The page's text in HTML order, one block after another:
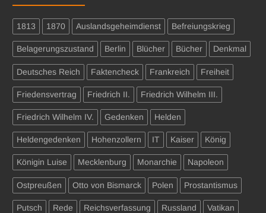
1813 1870 Auslandsgeheimdienst Befreiungskrieg
Belagerungszustand Berlin Blücher Bücher Denkmal
Deutsches Reich Faktencheck Frankreich Freiheit
Friedensvertrag Friedrich II. Friedrich Wilhelm III.
Friedrich Wilhelm IV. Gedenken Helden
Heldengedenken Hohenzollern IT Kaiser König
Königin Luise Mecklenburg Monarchie Napoleon
Ostpreußen Otto von Bismarck Polen Prostantismus
Putsch Rede Reichsverfassung Russland Vatikan